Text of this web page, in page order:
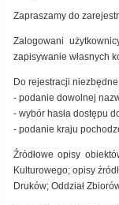
Zapraszamy do
Zalogowani
zapisywanie własnych
Do rejestracji
- podanie dowolnej
- wybór hasła dostępu
- podanie kraju
Źródłowe opisy
Kulturowego; opisy
Druków; Oddział